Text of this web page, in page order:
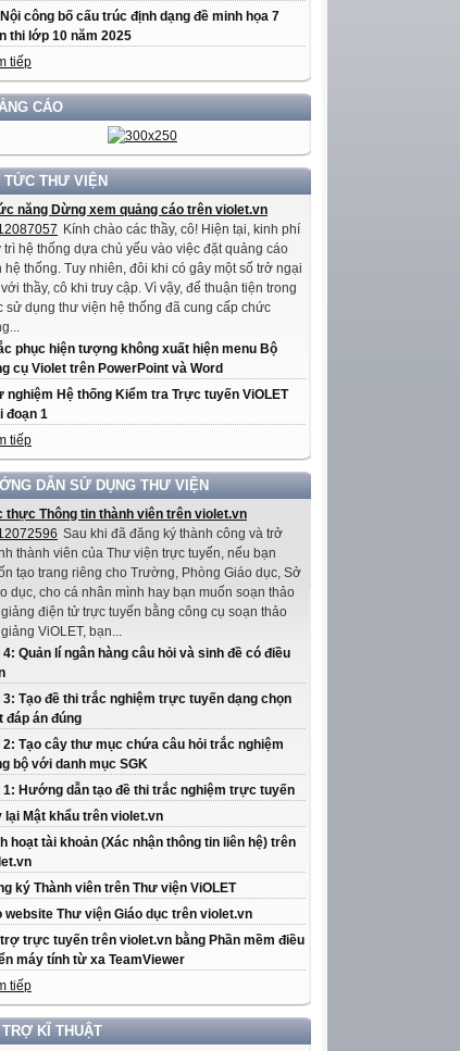
Nội công bố cấu trúc định dạng đề minh họa 7
thi lớp 10 năm 2025
tiếp
CÁO
TỨC THƯ VIỆN
năng Dừng xem quảng cáo trên violet.vn
Kính chào các thầy, cô! Hiện tại, kinh phí
trì hệ thống dựa chủ yếu vào việc đặt quảng cáo
hệ thống. Tuy nhiên, đôi khi có gây một số trở ngại
thầy, cô khi truy cập. Vì vậy, để thuận tiện trong
sử dụng thư viện hệ thống đã cung cấp chức
phục hiện tượng không xuất hiện menu Bộ
cụ Violet trên PowerPoint và Word
nghiệm Hệ thống Kiểm tra Trực tuyến ViOLET
đoạn 1
tiếp
DẪN SỬ DỤNG THƯ VIỆN
thực Thông tin thành viên trên violet.vn
Sau khi đã đăng ký thành công và trở
thành viên của Thư viện trực tuyến, nếu bạn
tạo trang riêng cho Trường, Phòng Giáo dục, Sở
dục, cho cá nhân mình hay bạn muốn soạn thảo
điện tử trực tuyến bằng công cụ soạn thảo
ViOLET, bạn...
4: Quản lí ngân hàng câu hỏi và sinh đề có điều
3: Tạo đề thi trắc nghiệm trực tuyến dạng chọn
đáp án đúng
2: Tạo cây thư mục chứa câu hỏi trắc nghiệm
bộ với danh mục SGK
1: Hướng dẫn tạo đề thi trắc nghiệm trực tuyến
lại Mật khẩu trên violet.vn
hoạt tài khoản (Xác nhận thông tin liên hệ) trên
ký Thành viên trên Thư viện ViOLET
website Thư viện Giáo dục trên violet.vn
trợ trực tuyến trên violet.vn bằng Phần mềm điều
máy tính từ xa TeamViewer
tiếp
TRỢ KĨ THUẬT